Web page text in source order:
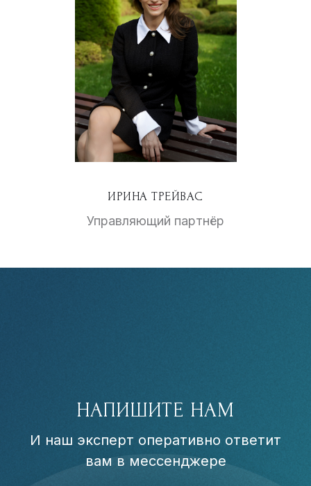
ИРИНА ТРЕЙВАС
Управляющий партнёр
НАПИШИТЕ НАМ
И наш эксперт оперативно ответит
вам в мессенджере